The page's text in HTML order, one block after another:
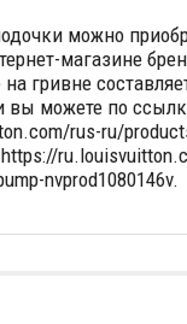
можно
магазине
гривне
вы можете по
rus-ru/
nvprod1080146v.